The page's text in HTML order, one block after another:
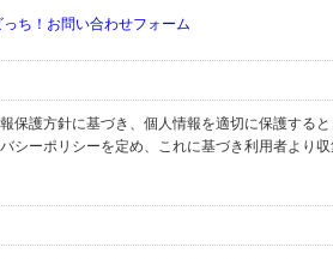
ち！お問い合わせフォーム
保護方針に基づき、個人情報を適切に保護する
シーポリシーを定め、これに基づき利用者より